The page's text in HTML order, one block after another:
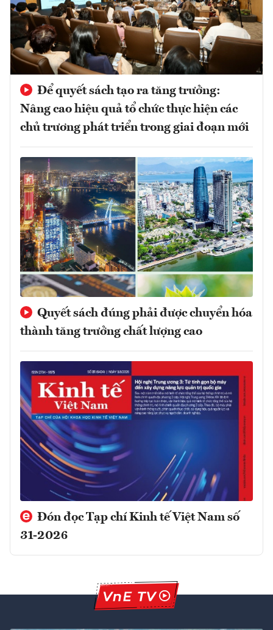
Để quyết sách tạo ra tăng trưởng:
Nâng cao hiệu quả tổ chức thực hiện các
chủ trương phát triển trong giai đoạn mới
Quyết sách đúng phải được chuyển hóa
thành tăng trưởng chất lượng cao
Đón đọc Tạp chí Kinh tế Việt Nam số
31-2026